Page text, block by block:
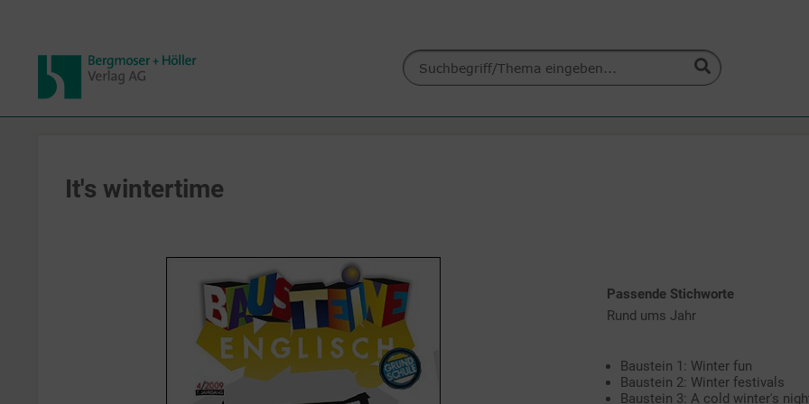
It's wintertime
Passende Stichworte
Rund ums Jahr
Baustein 1: Winter fun
Baustein 2: Winter festivals
Baustein 3: A cold winter's